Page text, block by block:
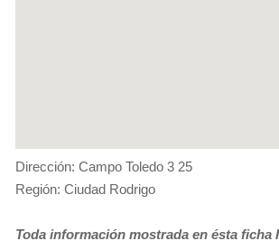
Dirección: Campo Toledo 3 25
Región: Ciudad Rodrigo
Toda información mostrada en ésta ficha